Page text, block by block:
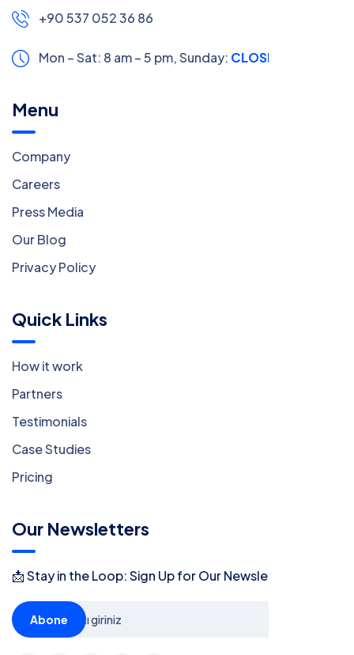
+90 537 052 36 86
Mon – Sat: 8 am – 5 pm,Sunday: CLOSED
Menu
Company
Careers
Press Media
Our Blog
Privacy Policy
Quick Links
How it work
Partners
Testimonials
Case Studies
Pricing
Our Newsletters
📩 Stay in the Loop: Sign Up for Our Newsletter! 📩
Abone